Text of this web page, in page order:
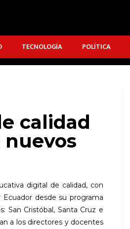
TECNOLOGÍA POLÍTICA
calidad
digital de calidad, con
desde su programa
San Cristóbal, Santa Cruz e
a los directores y docentes